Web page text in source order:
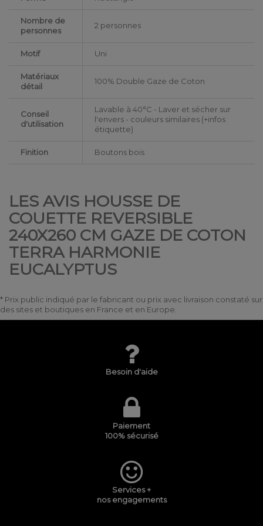
Nombre de
personnes
2 personnes
Motif Uni
Matériaux
détail
100% Double Gaze de Coton
Conseil
d'utilisation
Lavable à 40°C - Laver et sécher sur
l'envers - couleurs similaires (+infos
étiquette)
Finition Boutons bois
LES AVIS HOUSSE DE
COUETTE REVERSIBLE
240X260 CM GAZE DE COTON
TERRA HARMONIE
EUCALYPTUS
* Prix public indiqué par le fabricant ou prix avec livraison constaté sur
des sites et boutiques en France et en Europe.
Besoin d'aide
Paiement
100% sécurisé
Services +
nos engagements